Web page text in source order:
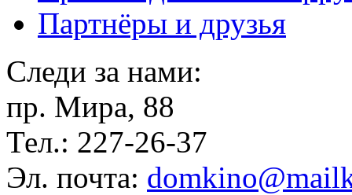
Партнёры и друзья
Следи за нами:
пр. Мира, 88
Тел.: 227-26-37
Эл. почта: